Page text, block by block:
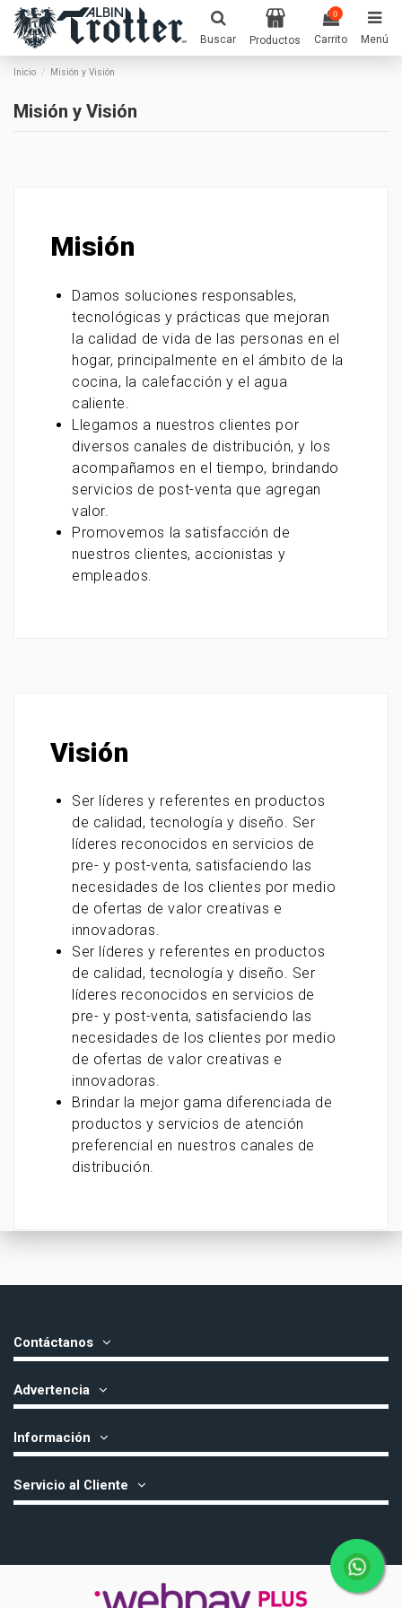
Buscar Productos
0
Carrito Menú
Inicio Misión y Visión
Misión y Visión
Misión
Damos soluciones responsables,
tecnológicas y prácticas que mejoran
la calidad de vida de las personas en el
hogar, principalmente en el ámbito de la
cocina, la calefacción y el agua
caliente.
Llegamos a nuestros clientes por
diversos canales de distribución, y los
acompañamos en el tiempo, brindando
servicios de post-venta que agregan
valor.
Promovemos la satisfacción de
nuestros clientes, accionistas y
empleados.
Visión
Ser líderes y referentes en productos
de calidad, tecnología y diseño. Ser
líderes reconocidos en servicios de
pre- y post-venta, satisfaciendo las
necesidades de los clientes por medio
de ofertas de valor creativas e
innovadoras.
Ser líderes y referentes en productos
de calidad, tecnología y diseño. Ser
líderes reconocidos en servicios de
pre- y post-venta, satisfaciendo las
necesidades de los clientes por medio
de ofertas de valor creativas e
innovadoras.
Brindar la mejor gama diferenciada de
productos y servicios de atención
preferencial en nuestros canales de
distribución.
Contáctanos
Advertencia
Información
Servicio al Cliente